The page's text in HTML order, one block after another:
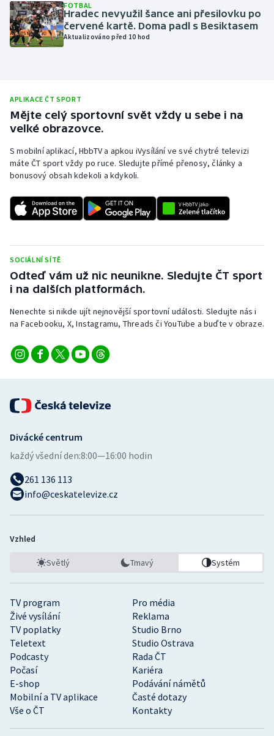
Plážový volejbal
Ragby
Sportovní střelba
Stolní tenis
Veslování
Vodní slalom
Volejbal
Ostatní
FOTBAL
Hradec nevyužil šance ani přesilovku po
červené kartě. Doma padl s Besiktasem
Aktualizováno před 10 hod
APLIKACE ČT SPORT
Mějte celý sportovní svět vždy u sebe i na
velké obrazovce.
S mobilní aplikací, HbbTV a apkou iVysílání ve své chytré televizi
máte ČT sport vždy po ruce. Sledujte přímé přenosy, články a
bonusový obsah kdekoli a kdykoli.
SOCIÁLNÍ SÍTĚ
Odteď vám už nic neunikne. Sledujte ČT sport
i na dalších platformách.
Nenechte si nikde ujít nejnovější sportovní události. Sledujte nás i
na Facebooku, X, Instagramu, Threads či YouTube a buďte v obraze.
TV program
Pro média
Živé vysílání
Reklama
TV poplatky
Studio Brno
Teletext
Studio Ostrava
Podcasty
Rada ČT
Počasí
Kariéra
E-shop
Podávání námětů
Mobilní a TV aplikace
Časté dotazy
Vše o ČT
Kontakty
Divácké centrum
každý všední den:8:00—16:00 hodin
261 136 113
info@ceskatelevize.cz
Vzhled
Světlý Tmavý Systém